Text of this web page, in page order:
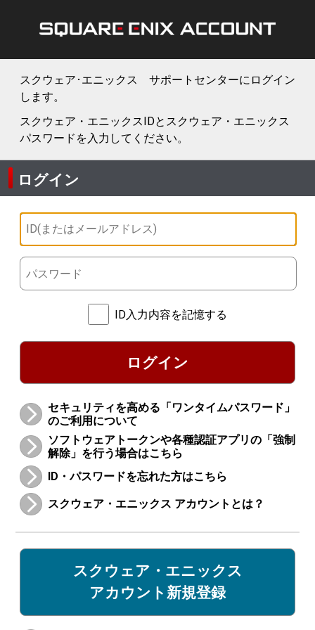
スクウェア･エニックス サポートセンターにログイン
します。
スクウェア・エニックスIDとスクウェア・エニックス
パスワードを入力してください。
ログイン
ID入力内容を記憶する
ログイン
セキュリティを高める「ワンタイムパスワード」
のご利用について
ソフトウェアトークンや各種認証アプリの「強制
解除」を行う場合はこちら
ID・パスワードを忘れた方はこちら
スクウェア・エニックス アカウントとは？
スクウェア・エニックス
アカウント新規登録